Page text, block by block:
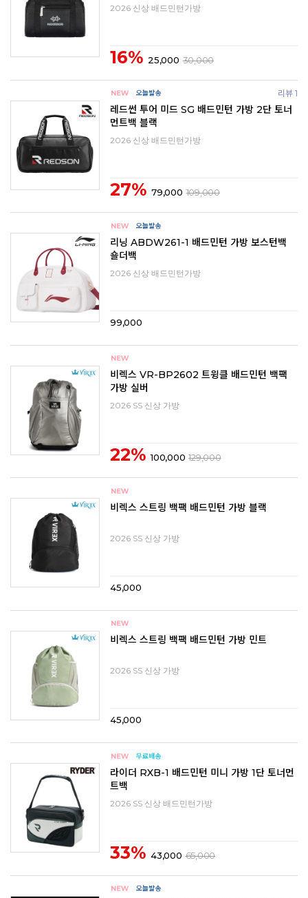
2026 신상 배드민턴가방
16% 25,000 30,000
리뷰 1
레드썬 투어 미드 SG 배드민턴 가방 2단 토너
먼트백 블랙
2026 신상 배드민턴가방
27% 79,000 109,000
리닝 ABDW261-1 배드민턴 가방 보스턴백
숄더백
2026 신상 배드민턴가방
99,000
비렉스 VR-BP2602 트윙클 배드민턴 백팩
가방 실버
2026 SS 신상 가방
22% 100,000 129,000
비렉스 스트링 백팩 배드민턴 가방 블랙
2026 SS 신상 가방
45,000
비렉스 스트링 백팩 배드민턴 가방 민트
2026 SS 신상 가방
45,000
라이더 RXB-1 배드민턴 미니 가방 1단 토너먼
트백
2026 SS 신상 배드민턴가방
33% 43,000 65,000